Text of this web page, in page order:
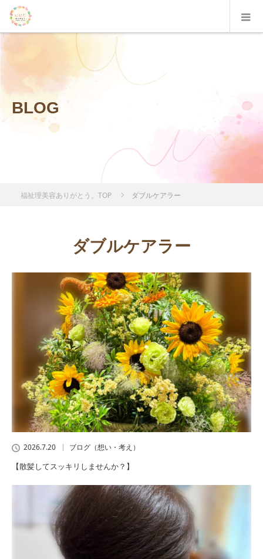
BLOG
福祉理美容ありがとう。TOP ダブルケアラー
ダブルケアラー
2026.7.20 ブログ（想い・考え）
【散髪してスッキリしませんか？】